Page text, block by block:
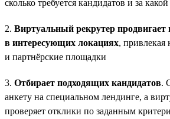
сколько требуется кандидатов и за
2. Виртуальный рекрутер продвигает
в интересующих локациях, привлекая
и партнёрские площадки
3. Отбирает подходящих кандидатов.
анкету на специальном лендинге, а
проверяет отклики по заданным